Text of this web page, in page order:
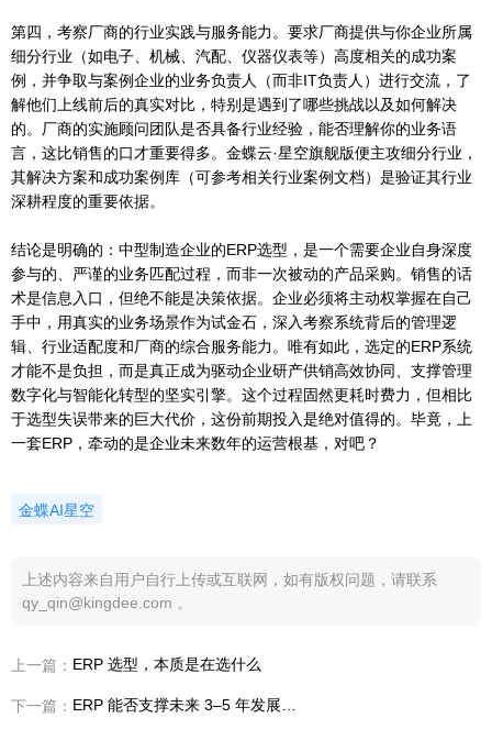
第四，考察厂商的行业实践与服务能力。要求厂商提供与你企业所属
细分行业（如电子、机械、汽配、仪器仪表等）高度相关的成功案
例，并争取与案例企业的业务负责人（而非IT负责人）进行交流，了
解他们上线前后的真实对比，特别是遇到了哪些挑战以及如何解决
的。厂商的实施顾问团队是否具备行业经验，能否理解你的业务语
言，这比销售的口才重要得多。金蝶云·星空旗舰版便主攻细分行业，
其解决方案和成功案例库（可参考相关行业案例文档）是验证其行业
深耕程度的重要依据。
结论是明确的：中型制造企业的ERP选型，是一个需要企业自身深度
参与的、严谨的业务匹配过程，而非一次被动的产品采购。销售的话
术是信息入口，但绝不能是决策依据。企业必须将主动权掌握在自己
手中，用真实的业务场景作为试金石，深入考察系统背后的管理逻
辑、行业适配度和厂商的综合服务能力。唯有如此，选定的ERP系统
才能不是负担，而是真正成为驱动企业研产供销高效协同、支撑管理
数字化与智能化转型的坚实引擎。这个过程固然更耗时费力，但相比
于选型失误带来的巨大代价，这份前期投入是绝对值得的。毕竟，上
一套ERP，牵动的是企业未来数年的运营根基，对吧？
金蝶AI星空
上述内容来自用户自行上传或互联网，如有版权问题，请联系
qy_qin@kingdee.com 。
上一篇： ERP 选型，本质是在选什么
下一篇： ERP 能否支撑未来 3–5 年发展如何评估